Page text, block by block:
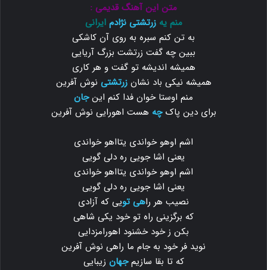
متن این آهنگ قدیمی :
منم یهزرتشتی نژادم ایرانی
به تن کنم سبره به روی آن کاشکی
ببین چه گفت زرتشت بزرگ آریایی
همیشه اندیشه تو گفت و هر کاری
همیشه نیکی باد نشانزرتشتی نوش آفرین
منم اوستا خوان فدا کنم اینجان
برای دین پاکچه هست اهورایی نوش آفرین
اشم اوهو خواندی یتااهو خواندی
یعنی اشا جویی ره دلی گویی
اشم اوهو خواندی یتااهو خواندی
یعنی اشا جویی ره دلی گویی
نصیب هر راهی تویی که آزادی
که برگزینی راه تو خود یکی شاهی
بکن ز خود خشنود اهورامزدایی
نوید فر خود به جام ما راهی نوش آفرین
که تا بقا سازیمجهان زیبایی